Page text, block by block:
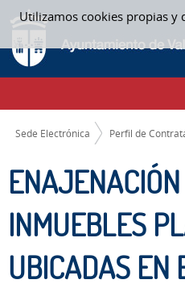
Utilizamos cookies propias y
Saltar al contenido
ENAJENACIÓN POR EL
EXPEDIENTES EN CURSO
CAMINO DE MIGAS
Sede Electrónica Perfil de
INMUEBLES
UBICADAS EN